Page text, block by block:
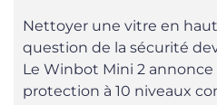
Nettoyer une vitre en
question de la sécurité
Le Winbot Mini 2
protection à 10 niveaux